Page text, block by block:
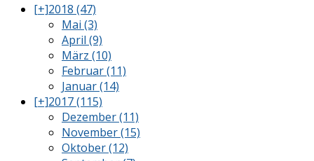
[+]2018 (47)
Mai (3)
April (9)
März (10)
Februar (11)
Januar (14)
[+]2017 (115)
Dezember (11)
November (15)
Oktober (12)